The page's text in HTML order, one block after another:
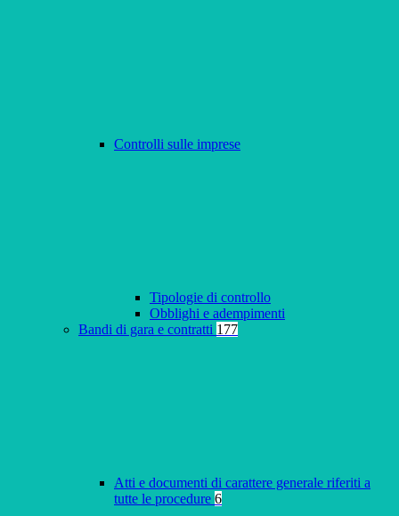
Controlli sulle imprese
Tipologie di controllo
Obblighi e adempimenti
Bandi di gara e contratti 177
Atti e documenti di carattere generale riferiti a
tutte le procedure 6